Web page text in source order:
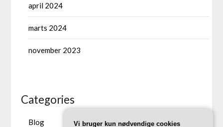
april 2024
marts 2024
november 2023
Categories
Blog Vi bruger kun nødvendige cookies